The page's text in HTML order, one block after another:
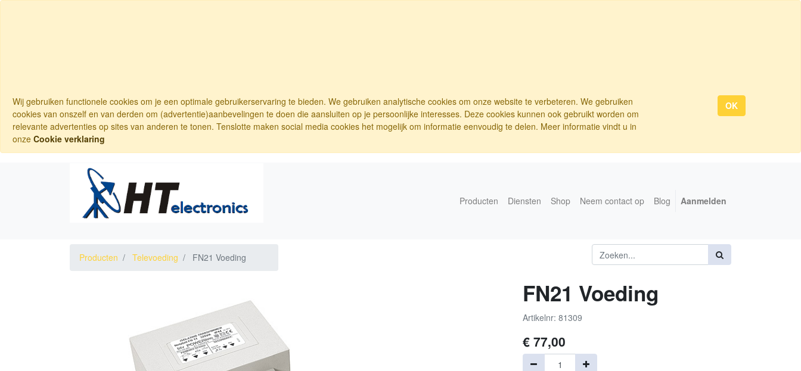
Wij gebruiken functionele cookies om je een optimale gebruikerservaring te bieden. We gebruiken analytische cookies om onze website te verbeteren. We gebruiken
cookies van onszelf en van derden om (advertentie)aanbevelingen te doen die aansluiten op je persoonlijke interesses. Deze cookies kunnen ook gebruikt worden om
relevante advertenties op sites van anderen te tonen. Tenslotte maken social media cookies het mogelijk om informatie eenvoudig te delen. Meer informatie vindt u in
onze Cookie verklaring
OK
Producten Diensten Shop Neem contact op Blog Aanmelden
Producten Televoeding FN21 Voeding
FN21 Voeding
Artikelnr: 81309
€ 77,00